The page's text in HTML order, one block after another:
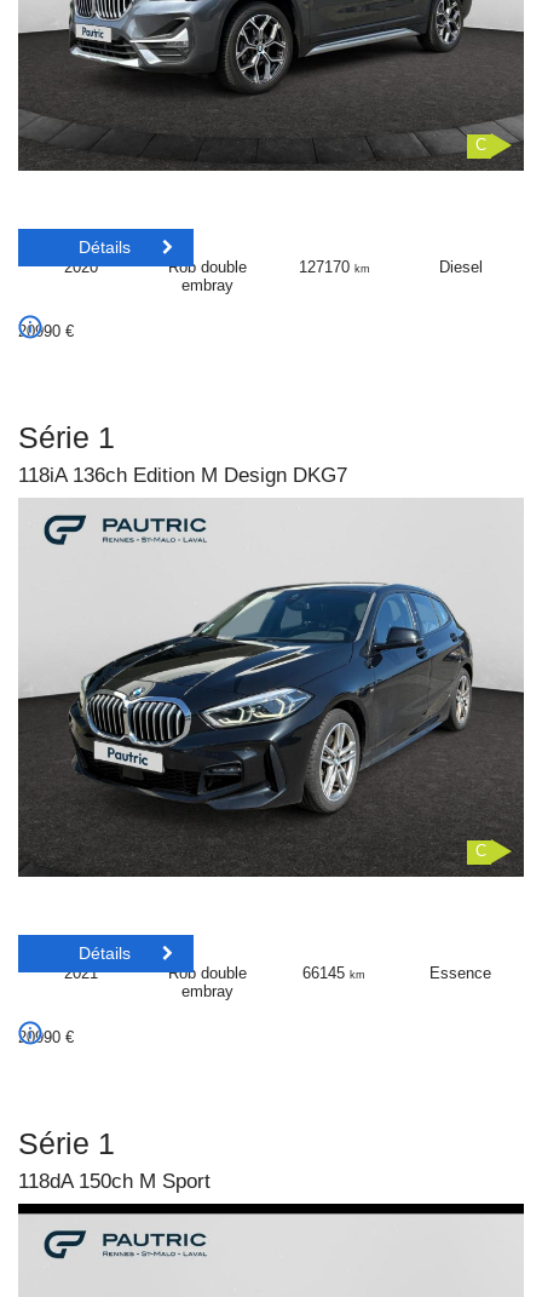
C
2020
Rob double
embray
127170 km Diesel
20990 €
Détails
Série 1
118iA 136ch Edition M Design DKG7
C
2021
Rob double
embray
66145km Essence
20990 €
Détails
Série 1
118dA 150ch M Sport